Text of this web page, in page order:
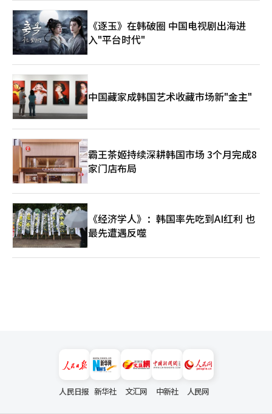
《逐玉》在韩破圈 中国电视剧出海进
入"平台时代"
中国藏家成韩国艺术收藏市场新"金主"
霸王茶姬持续深耕韩国市场 3个月完成8
家门店布局
《经济学人》：韩国率先吃到AI红利 也
最先遭遇反噬
人民日报 新华社 文汇网 中新社 人民网